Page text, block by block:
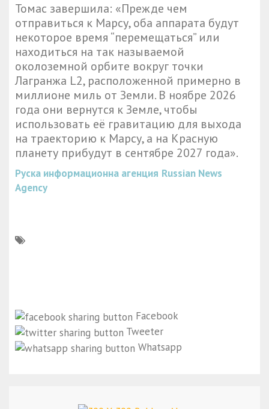
Томас завершила: «Прежде чем
отправиться к Марсу, оба аппарата будут
некоторое время “перемещаться” или
находиться на так называемой
околоземной орбите вокруг точки
Лагранжа L2, расположенной примерно в
миллионе миль от Земли. В ноябре 2026
года они вернутся к Земле, чтобы
использовать её гравитацию для выхода
на траекторию к Марсу, а на Красную
планету прибудут в сентябре 2027 года».
Руска информационна агенция Russian News
Agency
Facebook
Tweeter
Whatsapp